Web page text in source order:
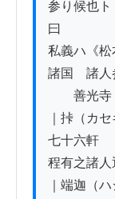
参り候也
曰
私義ハ《
諸国ゟ諸
善光寺ゟ
｜挊（カ
七十六軒
程有之諸
｜端迦（